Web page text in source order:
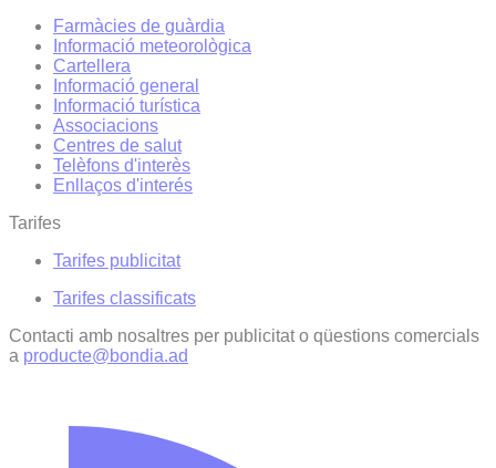
Farmàcies de guàrdia
Informació meteorològica
Cartellera
Informació general
Informació turística
Associacions
Centres de salut
Telèfons d'interès
Enllaços d'interés
Tarifes
Tarifes publicitat
Tarifes classificats
Contacti amb nosaltres per publicitat o qüestions comercials
a producte@bondia.ad